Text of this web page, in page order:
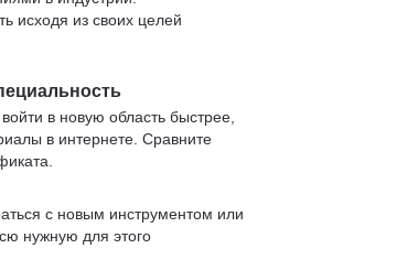
исходя из своих целей
в новую область быстрее,
в интернете. Сравните
с новым инструментом или
нужную для этого